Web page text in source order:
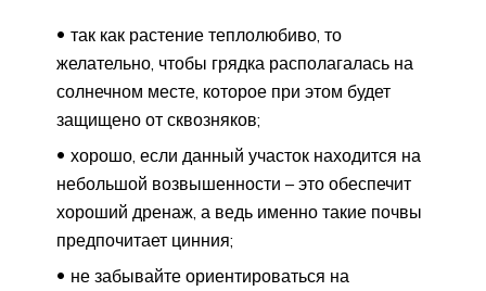
так как растение теплолюбиво, то
желательно, чтобы грядка располагалась на
солнечном месте, которое при этом будет
защищено от сквозняков;
хорошо, если данный участок находится на
небольшой возвышенности – это обеспечит
хороший дренаж, а ведь именно такие почвы
предпочитает цинния;
не забывайте ориентироваться на